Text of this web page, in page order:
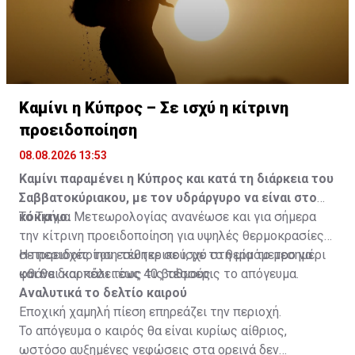
Καμίνι η Κύπρος – Σε ισχύ η κίτρινη
προειδοποίηση
08.08.2026 13:53
Καμίνι παραμένει η Κύπρος και κατά τη διάρκεια του
Σαββατοκύριακου, με τον υδράργυρο να είναι στο
κόκκινο.
Το Τμήμα Μετεωρολογίας ανανέωσε και για σήμερα
την κίτρινη προειδοποίηση για υψηλές θερμοκρασίες
σε περιοχές του εσωτερικού, με το θερμόμετρο να
φθάνει και πάλι τους 40 βαθμούς.
Η προειδοποίηση τέθηκε σε ισχύ στη μία το μεσημέρι
και θα διαρκέσει έως τις τέσσερις το απόγευμα.
Αναλυτικά το δελτίο καιρού
Εποχική χαμηλή πίεση επηρεάζει την περιοχή.
Το απόγευμα ο καιρός θα είναι κυρίως αίθριος,
ωστόσο αυξημένες νεφώσεις στα ορεινά δεν